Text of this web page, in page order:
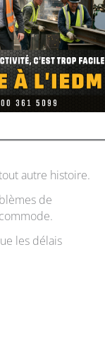
autre histoire.
de
les délais